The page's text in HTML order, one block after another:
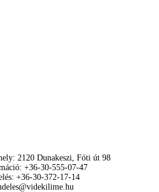
2120 Dunakeszi, Fóti út 98
+36-30-555-07-47
+36-30-372-17-14